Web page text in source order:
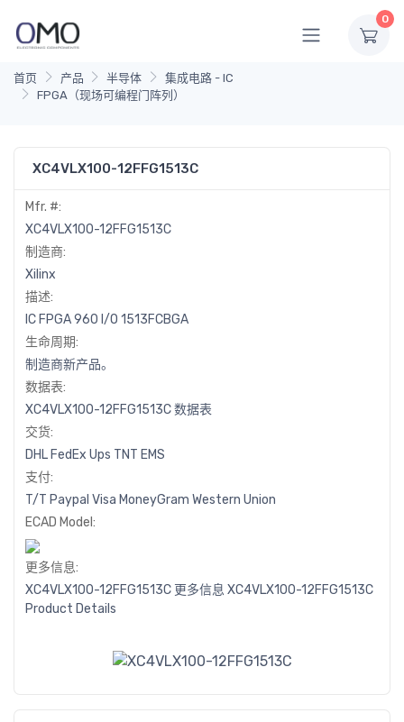
0
首页 产品 半导体
集成电路 - IC
FPGA（现场可编程门阵列）
XC4VLX100-12FFG1513C
Mfr. #:
XC4VLX100-12FFG1513C
制造商:
Xilinx
描述:
IC FPGA 960 I/O 1513FCBGA
生命周期:
制造商新产品。
数据表:
XC4VLX100-12FFG1513C 数据表
交货:
DHL FedEx Ups TNT EMS
支付:
T/T Paypal Visa MoneyGram Western Union
ECAD Model:
更多信息:
XC4VLX100-12FFG1513C 更多信息 XC4VLX100-12FFG1513C
Product Details